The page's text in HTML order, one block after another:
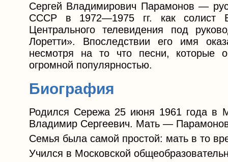
Сергей Владимирович Парамонов —
СССР в 1972—1975 гг. как солист
Центрального телевидения под
Лоретти». Впоследствии его имя
несмотря на то что песни, которые
огромной популярностью.
Биография
Родился Сережа 25 июня 1961 года в
Владимир Сергеевич. Мать —
Семья была самой простой: мать в то
Учился в Московской